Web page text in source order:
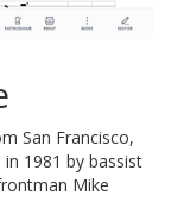
San Francisco,
1981 by bassist
Mike